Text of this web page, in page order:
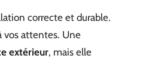
correcte et durable.
vos attentes. Une
extérieur, mais elle